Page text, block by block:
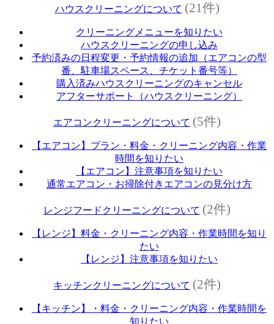
ハウスクリーニングについて (21件)
クリーニングメニューを知りたい
ハウスクリーニングの申し込み
予約済みの日程変更・予約情報の追加（エアコンの型
番、駐車場スペース、チケット番号等）
購入済みハウスクリーニングのキャンセル
アフターサポート（ハウスクリーニング）
エアコンクリーニングについて (5件)
【エアコン】プラン・料金・クリーニング内容・作業
時間を知りたい
【エアコン】注意事項を知りたい
通常エアコン・お掃除付きエアコンの見分け方
レンジフードクリーニングについて (2件)
【レンジ】料金・クリーニング内容・作業時間を知り
たい
【レンジ】注意事項を知りたい
キッチンクリーニングについて (2件)
【キッチン】・料金・クリーニング内容・作業時間を
知りたい